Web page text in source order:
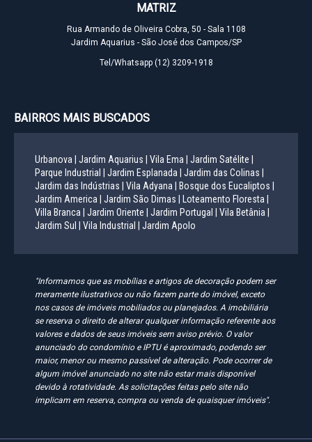
MATRIZ
Rua Armando de Oliveira Cobra, 50 - Sala 1108
Jardim Aquarius - São José dos Campos/SP
Tel/Whatsapp (12) 3209-1918
BAIRROS MAIS BUSCADOS
Urbanova | Jardim Aquarius | Vila Ema |
Jardim Satélite |
Parque Industrial |
Jardim Esplanada |
Jardim das Colinas |
Jardim das Indústrias |
Vila Adyana |
Bosque dos Eucaliptos |
Jardim America |
Jardim São Dimas |
Loteamento Floresta |
Villa Branca |
Jardim Oriente | Jardim Portugal |
Vila Betânia |
Jardim Sul |
Vila Industrial | Jardim Apolo
"Informamos que as mobílias e artigos de decoração podem ser
meramente ilustrativos ou não fazem parte do imóvel, exceto
nos casos de imóveis mobiliados ou planejados. A imobiliária
se reserva o direito de alterar qualquer informação referente aos
valores e dados de seus imóveis sem aviso prévio. O valor
anunciado do condomínio e IPTU é aproximado, podendo ser
maior, menor ou mesmo passível de alteração. Pode ocorrer de
algum imóvel anunciado no site não estar mais disponível
devido à rotatividade. As solicitações feitas pelo site não
implicam em reserva, compra ou venda de quaisquer imóveis".